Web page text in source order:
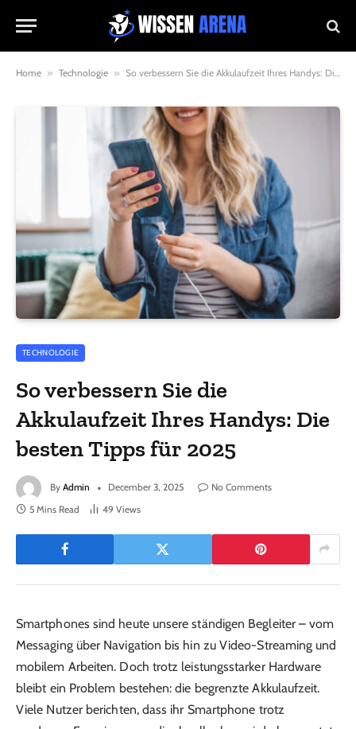
Home » Technologie » So verbessern Sie die Akkulaufzeit Ihres Handys: Die besten Tipps für 2025
TECHNOLOGIE
So verbessern Sie die
Akkulaufzeit Ihres Handys: Die
besten Tipps für 2025
By Admin December 3, 2025
No Comments
5 Mins Read
49 Views
Smartphones sind heute unsere ständigen Begleiter – vom
Messaging über Navigation bis hin zu Video-Streaming und
mobilem Arbeiten. Doch trotz leistungsstarker Hardware
bleibt ein Problem bestehen: die begrenzte Akkulaufzeit.
Viele Nutzer berichten, dass ihr Smartphone trotz